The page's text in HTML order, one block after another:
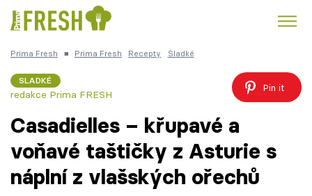
Česká kuchyně Čokoláda
Témata
Prima Fresh ■ Prima Fresh Recepty Sladké
SLADKÉ
redakce Prima FRESH
Pin it
Casadielles – křupavé a
voňavé taštičky z Asturie s
náplní z vlašských ořechů